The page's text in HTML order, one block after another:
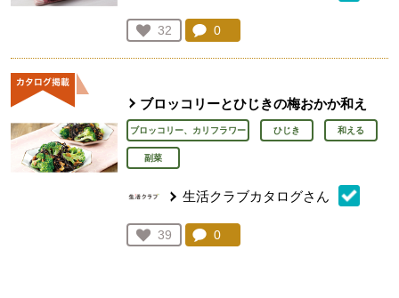
お気に入り登録：
32
人が登録
コメント：
0
ブロッコリーとひじきの梅おかか和え
ブロッコリー、カリフラワー ひじき 和える
副菜
生活クラブカタログさん
お気に入り登録：
39
人が登録
コメント：
0